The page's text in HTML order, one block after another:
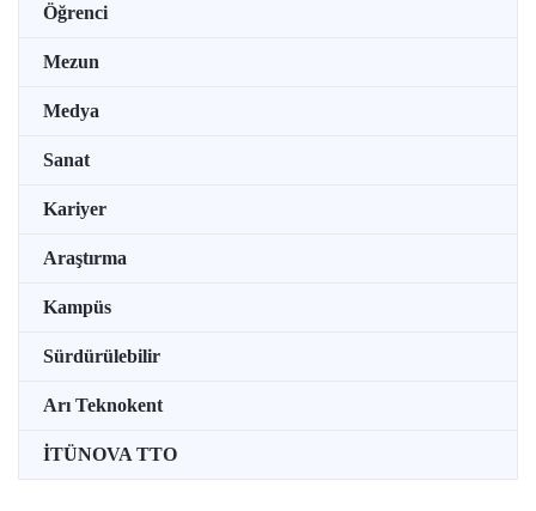
Öğrenci
Mezun
Medya
Sanat
Kariyer
Araştırma
Kampüs
Sürdürülebilir
Arı Teknokent
İTÜNOVA TTO